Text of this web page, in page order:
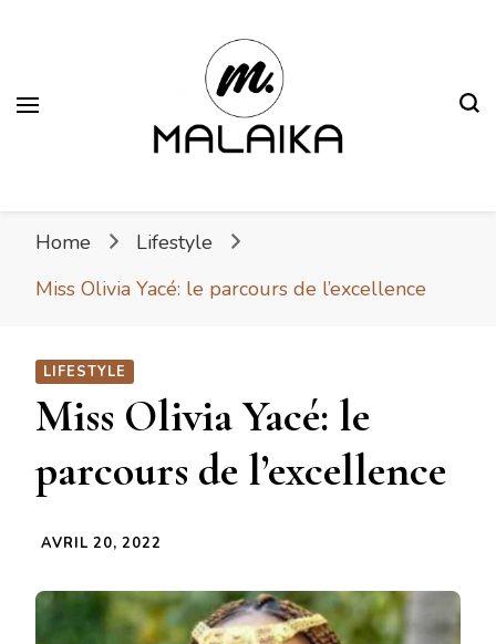
Home
Lifestyle
Miss Olivia Yacé: le parcours de l’excellence
LIFESTYLE
Miss Olivia Yacé: le
parcours de l’excellence
AVRIL 20, 2022